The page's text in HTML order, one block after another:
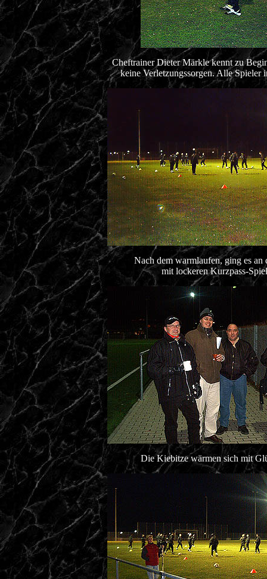
Cheftrainer Dieter Märkle kennt zu
keine Verletzungssorgen. Alle Spieler
Nach dem warmlaufen, ging es an
mit lockeren Kurzpass-
Die Kiebitze wärmen sich mit